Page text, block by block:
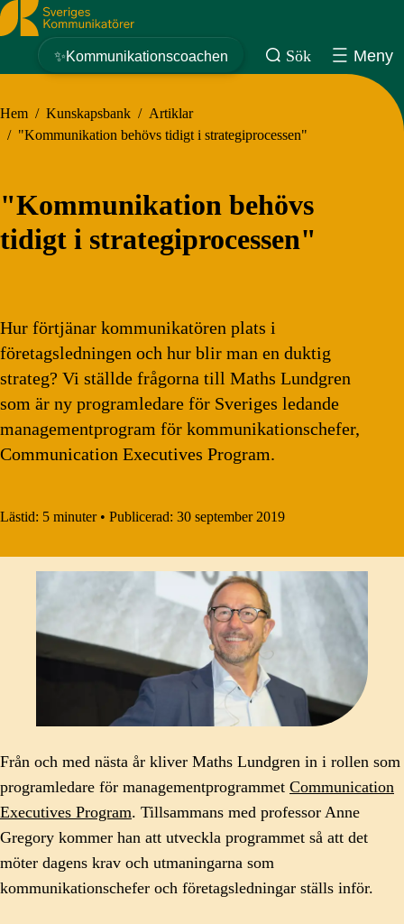
Sveriges Kommunikatörer
✨Kommunikationscoachen Sök Meny
Hem / Kunskapsbank / Artiklar
/ "Kommunikation behövs tidigt i strategiprocessen"
"Kommunikation behövs
tidigt i strategiprocessen"
Hur förtjänar kommunikatören plats i
företagsledningen och hur blir man en duktig
strateg? Vi ställde frågorna till Maths Lundgren
som är ny programledare för Sveriges ledande
managementprogram för kommunikationschefer,
Communication Executives Program.
Lästid: 5 minuter • Publicerad: 30 september 2019
Från och med nästa år kliver Maths Lundgren in i rollen som
programledare för managementprogrammet Communication
Executives Program. Tillsammans med professor Anne
Gregory kommer han att utveckla programmet så att det
möter dagens krav och utmaningarna som
kommunikationschefer och företagsledningar ställs inför.